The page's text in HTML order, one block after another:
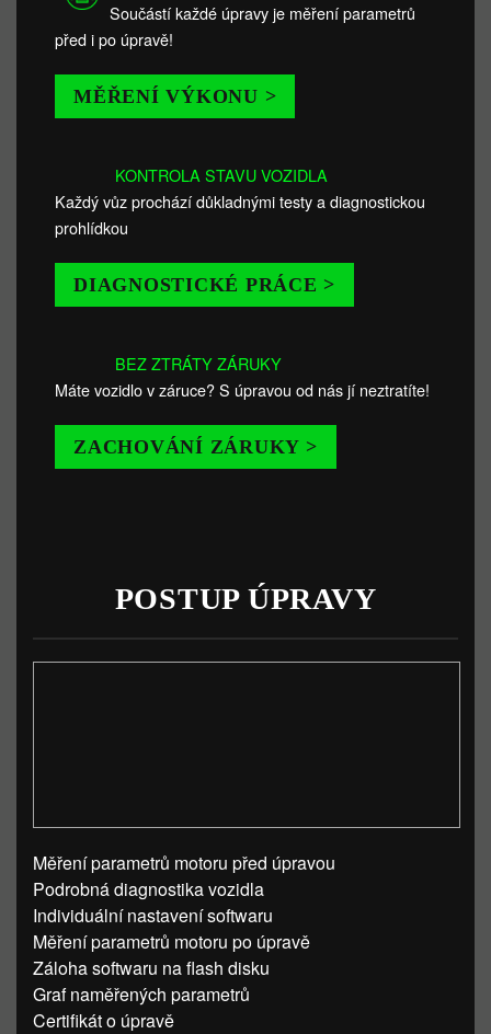
Součástí každé úpravy je měření parametrů
před i po úpravě!
MĚŘENÍ VÝKONU >
KONTROLA STAVU VOZIDLA
Každý vůz prochází důkladnými testy a diagnostickou
prohlídkou
DIAGNOSTICKÉ PRÁCE >
BEZ ZTRÁTY ZÁRUKY
Máte vozidlo v záruce? S úpravou od nás jí neztratíte!
ZACHOVÁNÍ ZÁRUKY >
POSTUP ÚPRAVY
Měření parametrů motoru před úpravou
Podrobná diagnostika vozidla
Individuální nastavení softwaru
Měření parametrů motoru po úpravě
Záloha softwaru na flash disku
Graf naměřených parametrů
Certifikát o úpravě